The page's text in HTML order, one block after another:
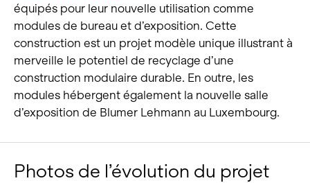
équipés pour leur nouvelle utilisation comme
modules de bureau et d’exposition. Cette
construction est un projet modèle unique illustrant à
merveille le potentiel de recyclage d’une
construction modulaire durable. En outre, les
modules hébergent également la nouvelle salle
d’exposition de Blumer Lehmann au Luxembourg.
Photos de l’évolution du projet